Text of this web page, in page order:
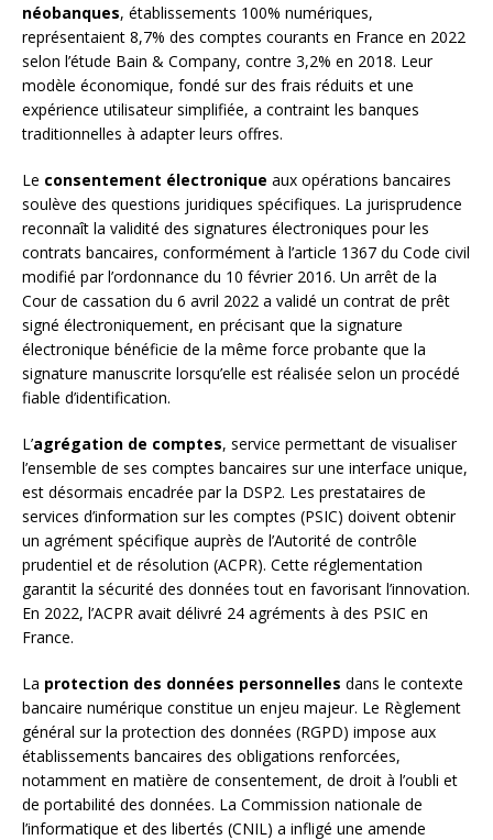
néobanques, établissements 100% numériques,
représentaient 8,7% des comptes courants en France en 2022
selon l’étude Bain & Company, contre 3,2% en 2018. Leur
modèle économique, fondé sur des frais réduits et une
expérience utilisateur simplifiée, a contraint les banques
traditionnelles à adapter leurs offres.
Le consentement électronique aux opérations bancaires
soulève des questions juridiques spécifiques. La jurisprudence
reconnaît la validité des signatures électroniques pour les
contrats bancaires, conformément à l’article 1367 du Code civil
modifié par l’ordonnance du 10 février 2016. Un arrêt de la
Cour de cassation du 6 avril 2022 a validé un contrat de prêt
signé électroniquement, en précisant que la signature
électronique bénéficie de la même force probante que la
signature manuscrite lorsqu’elle est réalisée selon un procédé
fiable d’identification.
L’agrégation de comptes, service permettant de visualiser
l’ensemble de ses comptes bancaires sur une interface unique,
est désormais encadrée par la DSP2. Les prestataires de
services d’information sur les comptes (PSIC) doivent obtenir
un agrément spécifique auprès de l’Autorité de contrôle
prudentiel et de résolution (ACPR). Cette réglementation
garantit la sécurité des données tout en favorisant l’innovation.
En 2022, l’ACPR avait délivré 24 agréments à des PSIC en
France.
La protection des données personnelles dans le contexte
bancaire numérique constitue un enjeu majeur. Le Règlement
général sur la protection des données (RGPD) impose aux
établissements bancaires des obligations renforcées,
notamment en matière de consentement, de droit à l’oubli et
de portabilité des données. La Commission nationale de
l’informatique et des libertés (CNIL) a infligé une amende